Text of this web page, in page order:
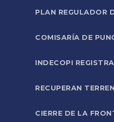
PLAN REGULADOR
COMISARÍA DE
INDECOPI
RECUPERAN
CIERRE DE LA